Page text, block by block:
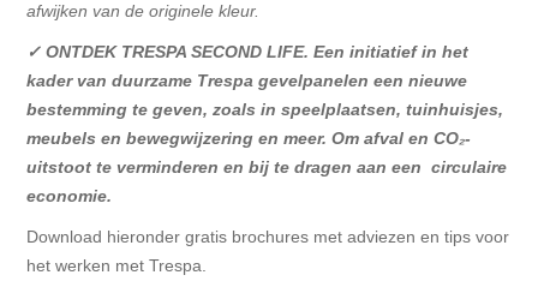
afwijken van de originele kleur.
✓ONTDEK TRESPA SECOND LIFE. Een initiatief in het
kader van duurzame Trespa gevelpanelen een nieuwe
bestemming te geven, zoals in speelplaatsen, tuinhuisjes,
meubels en bewegwijzering en meer. Om afval en CO₂-
uitstoot te verminderen en bij te dragen aan een circulaire
economie.
Download hieronder gratis brochures met adviezen en tips voor
het werken met Trespa.